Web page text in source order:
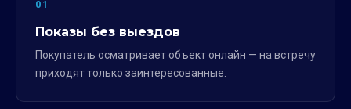
01
Показы без выездов
Покупатель осматривает объект онлайн — на встречу
приходят только заинтересованные.